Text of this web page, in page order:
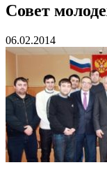
Совет
06.02.2014